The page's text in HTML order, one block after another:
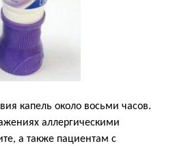
капель около восьми часов.
аллергическими
а также пациентам с